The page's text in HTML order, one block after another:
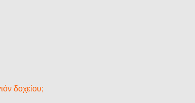
δοχείου;